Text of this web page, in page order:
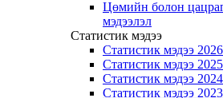
Цөмийн болон
мэдээлэл
Статистик мэдээ
Статистик мэдээ
Статистик мэдээ
Статистик мэдээ
Статистик мэдээ